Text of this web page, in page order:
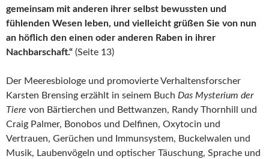
gemeinsam mit anderen ihrer selbst bewussten und
fühlenden Wesen leben, und vielleicht grüßen Sie von nun
an höflich den einen oder anderen Raben in ihrer
Nachbarschaft.“ (Seite 13)
Der Meeresbiologe und promovierte Verhaltensforscher
Karsten Brensing erzählt in seinem Buch Das Mysterium der
Tiere von Bärtierchen und Bettwanzen, Randy Thornhill und
Craig Palmer, Bonobos und Delfinen, Oxytocin und
Vertrauen, Gerüchen und Immunsystem, Buckelwalen und
Musik, Laubenvögeln und optischer Täuschung, Sprache und